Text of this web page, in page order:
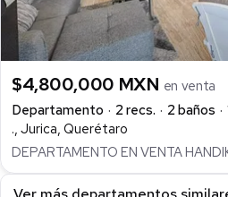
$4,800,000 MXN en venta
Departamento
2 recs. 2 baños
., Jurica, Querétaro
DEPARTAMENTO EN VENTA